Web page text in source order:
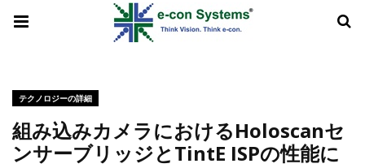
テクノロジーの詳細
組み込みカメラにおけるHoloscanセ
ンサーブリッジとTintE ISPの性能に